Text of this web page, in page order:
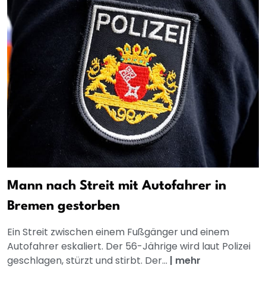
Mann nach Streit mit Autofahrer in
Bremen gestorben
Ein Streit zwischen einem Fußgänger und einem
Autofahrer eskaliert. Der 56-Jährige wird laut Polizei
geschlagen, stürzt und stirbt. Der... | mehr